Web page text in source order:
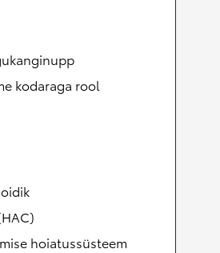
kodaraga rool
hoiatussüsteem